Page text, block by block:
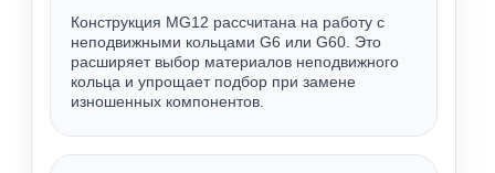
Конструкция MG12 рассчитана на работу с
неподвижными кольцами G6 или G60. Это
расширяет выбор материалов неподвижного
кольца и упрощает подбор при замене
изношенных компонентов.